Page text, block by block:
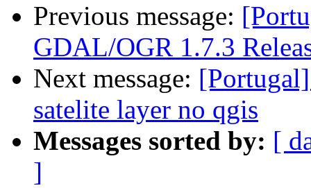
Previous message:
GDAL/OGR 1.7.3
Next message:
satelite layer no qgis
Messages sorted by: [
]